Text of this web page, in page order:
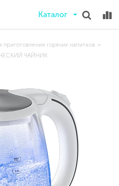
Каталог
приготовления горячих напитков
ЧАЙНИК